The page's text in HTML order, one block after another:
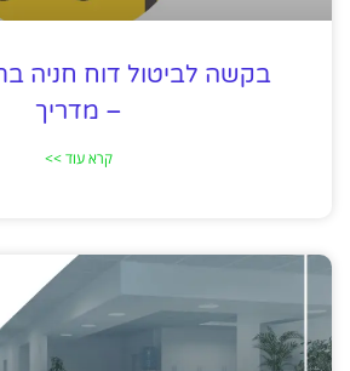
בקשה לביטול דוח חניה
– מדריך
קרא עוד >>